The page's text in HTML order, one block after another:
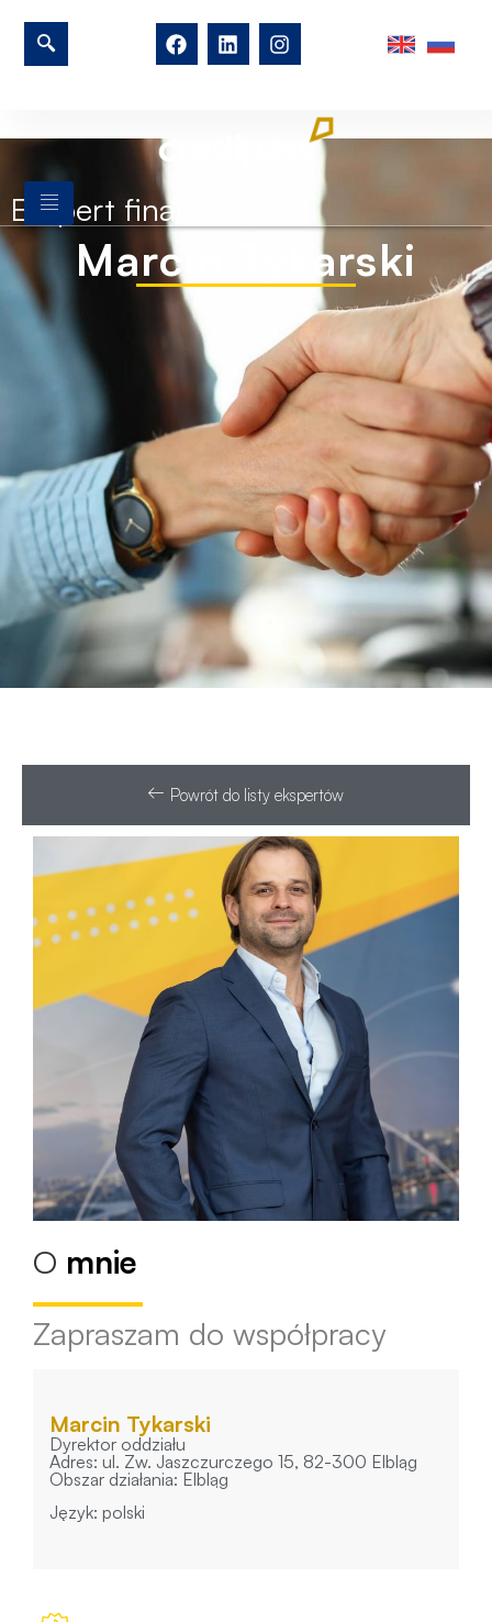
Ekspert finansowy
Marcin Tykarski
Powrót do listy ekspertów
O mnie
Zapraszam do współpracy
Marcin Tykarski
Dyrektor oddziału
Adres: ul. Zw. Jaszczurczego 15, 82-300 Elbląg
Obszar działania: Elbląg
Język: polski